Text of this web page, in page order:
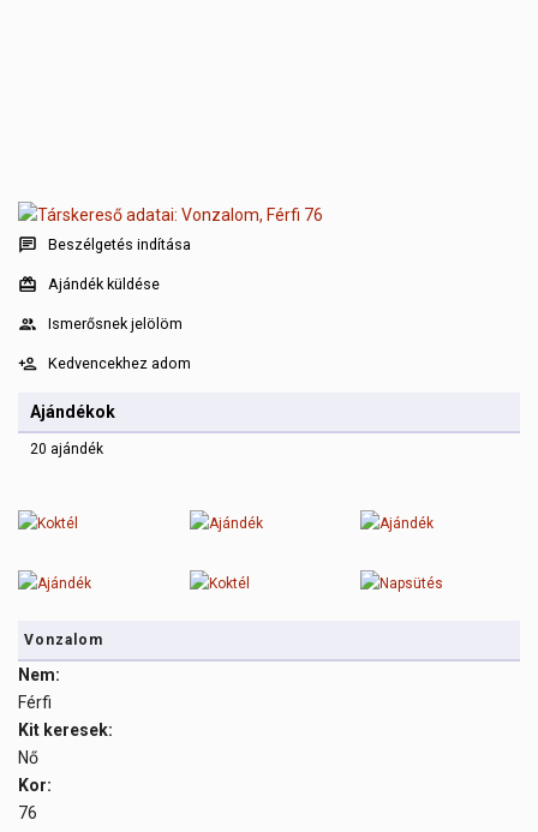
Beszélgetés indítása
Ajándék küldése
Ismerősnek jelölöm
Kedvencekhez adom
Ajándékok
20 ajándék
Vonzalom
Nem:
Férfi
Kit keresek:
Nő
Kor:
76